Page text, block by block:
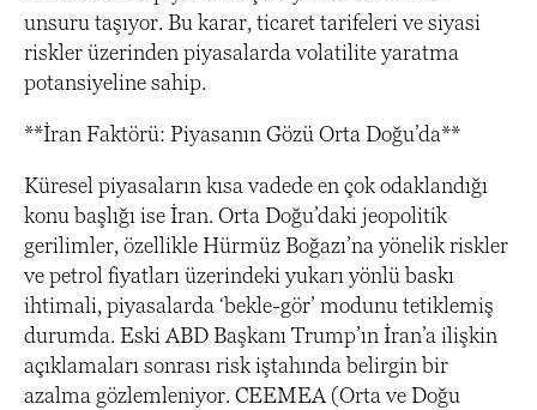
unsuru taşıyor. Bu karar, ticaret tarifeleri ve siyasi
riskler üzerinden piyasalarda volatilite yaratma
potansiyeline sahip.
**İran Faktörü: Piyasanın Gözü Orta Doğu’da**
Küresel piyasaların kısa vadede en çok odaklandığı
konu başlığı ise İran. Orta Doğu’daki jeopolitik
gerilimler, özellikle Hürmüz Boğazı’na yönelik riskler
ve petrol fiyatları üzerindeki yukarı yönlü baskı
ihtimali, piyasalarda ‘bekle-gör’ modunu tetiklemiş
durumda. Eski ABD Başkanı Trump’ın İran’a ilişkin
açıklamaları sonrası risk iştahında belirgin bir
azalma gözlemleniyor. CEEMEA (Orta ve Doğu